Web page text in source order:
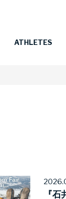
ATHLETES
『